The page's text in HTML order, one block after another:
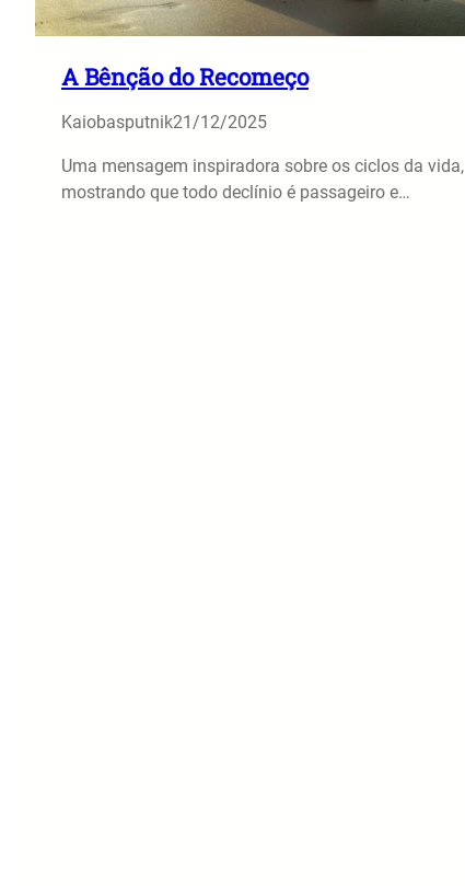
A Bênção do Recomeço
Kaiobasputnik21/12/2025
Uma mensagem inspiradora sobre os ciclos da vida,
mostrando que todo declínio é passageiro e…